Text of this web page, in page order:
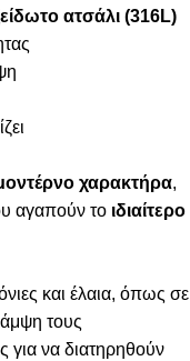
ατσάλι (316L)
χαρακτήρα,
αγαπούν το ιδιαίτερο
και έλαια, όπως σε
τους
για να διατηρηθούν